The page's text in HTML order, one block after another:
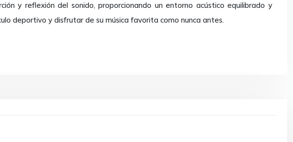
y reflexión del sonido, proporcionando un entorno acústico equilibrado y
deportivo y disfrutar de su música favorita como nunca antes.